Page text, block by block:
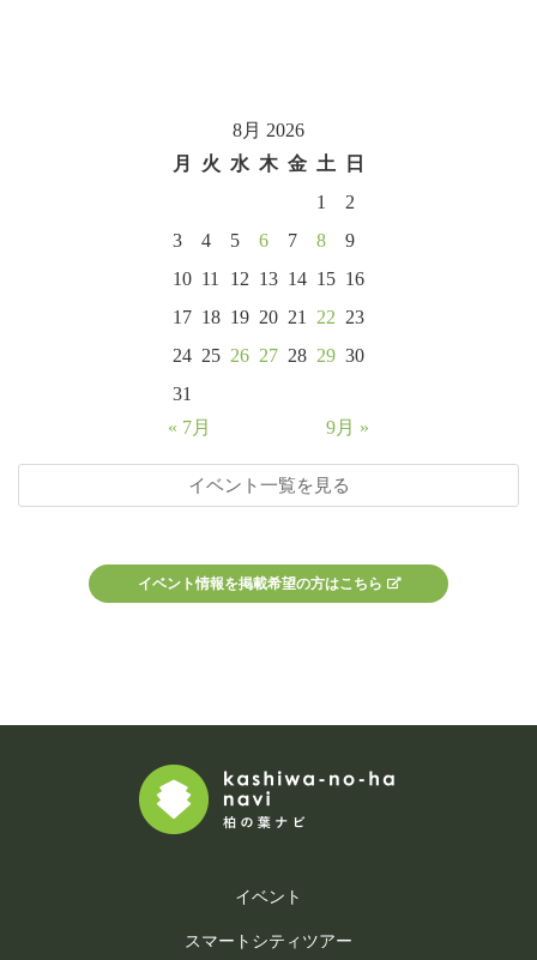
8月 2026
月
火 水 木 金 土
日
1
2
3
4 5 6 7 8
9
10 11 12 13 14 15 16
17 18 19 20 21 22 23
24 25 26 27 28 29 30
31
« 7月
9月 »
イベント一覧を見る
イベント情報を掲載希望の方はこちら
イベント
スマートシティツアー